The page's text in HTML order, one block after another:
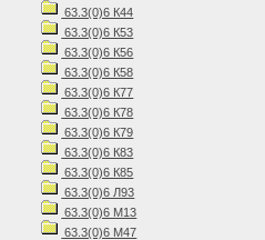
63.3(0)6 К44
63.3(0)6 К53
63.3(0)6 К56
63.3(0)6 К58
63.3(0)6 К77
63.3(0)6 К78
63.3(0)6 К79
63.3(0)6 К83
63.3(0)6 К85
63.3(0)6 Л93
63.3(0)6 М13
63.3(0)6 М47